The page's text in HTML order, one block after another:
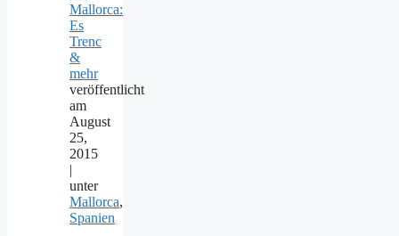
Mallorca:
Es
Trenc
&
mehr
veröffentlicht
am
August
25,
2015
|
unter
Mallorca,
Spanien